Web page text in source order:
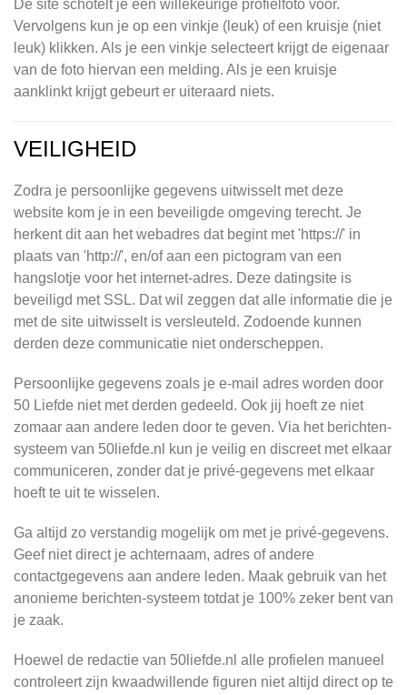
De site schotelt je een willekeurige profielfoto voor.
Vervolgens kun je op een vinkje (leuk) of een kruisje (niet
leuk) klikken. Als je een vinkje selecteert krijgt de eigenaar
van de foto hiervan een melding. Als je een kruisje
aanklinkt krijgt gebeurt er uiteraard niets.
VEILIGHEID
Zodra je persoonlijke gegevens uitwisselt met deze
website kom je in een beveiligde omgeving terecht. Je
herkent dit aan het webadres dat begint met 'https://' in
plaats van 'http://', en/of aan een pictogram van een
hangslotje voor het internet-adres. Deze datingsite is
beveiligd met SSL. Dat wil zeggen dat alle informatie die je
met de site uitwisselt is versleuteld. Zodoende kunnen
derden deze communicatie niet onderscheppen.
Persoonlijke gegevens zoals je e-mail adres worden door
50 Liefde niet met derden gedeeld. Ook jij hoeft ze niet
zomaar aan andere leden door te geven. Via het berichten-
systeem van 50liefde.nl kun je veilig en discreet met elkaar
communiceren, zonder dat je privé-gegevens met elkaar
hoeft te uit te wisselen.
Ga altijd zo verstandig mogelijk om met je privé-gegevens.
Geef niet direct je achternaam, adres of andere
contactgegevens aan andere leden. Maak gebruik van het
anonieme berichten-systeem totdat je 100% zeker bent van
je zaak.
Hoewel de redactie van 50liefde.nl alle profielen manueel
controleert zijn kwaadwillende figuren niet altijd direct op te